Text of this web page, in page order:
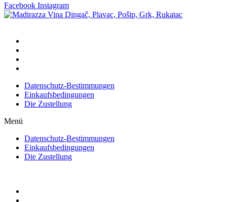
Facebook Instagram
Datenschutz-Bestimmungen
Einkaufsbedingungen
Die Zustellung
Menü
Datenschutz-Bestimmungen
Einkaufsbedingungen
Die Zustellung